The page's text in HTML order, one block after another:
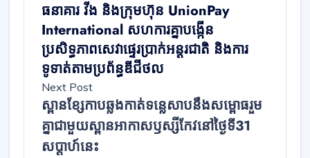
ធនាគារ វីង និងក្រុមហ៊ុន UnionPay
International សហការគ្នាបង្កើន
ប្រសិទ្ធភាពសេវាផ្ទេរប្រាក់អន្តរជាតិ និងការ
ទូទាត់តាមប្រព័ន្ធឌីជីថល
Next Post
ស្ពានខ្សែកាបឆ្លងកាត់ទន្លេសាបនឹងសម្ពោធរួម
គ្នាជាមួយស្ពានអាកាសឫស្សីកែវនៅថ្ងៃទី31
សប្ដាហ៍នេះ